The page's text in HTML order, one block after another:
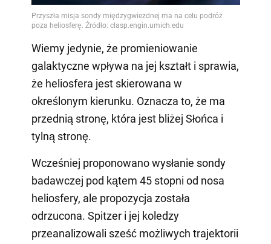
Video
Wiemy jedynie, że promieniowanie
galaktyczne wpływa na jej kształt i sprawia,
że heliosfera jest skierowana w
określonym kierunku. Oznacza to, że ma
przednią stronę, która jest bliżej Słońca i
tylną stronę.
Wcześniej proponowano wysłanie sondy
badawczej pod kątem 45 stopni od nosa
heliosfery, ale propozycja została
odrzucona. Spitzer i jej koledzy
przeanalizowali sześć możliwych trajektorii